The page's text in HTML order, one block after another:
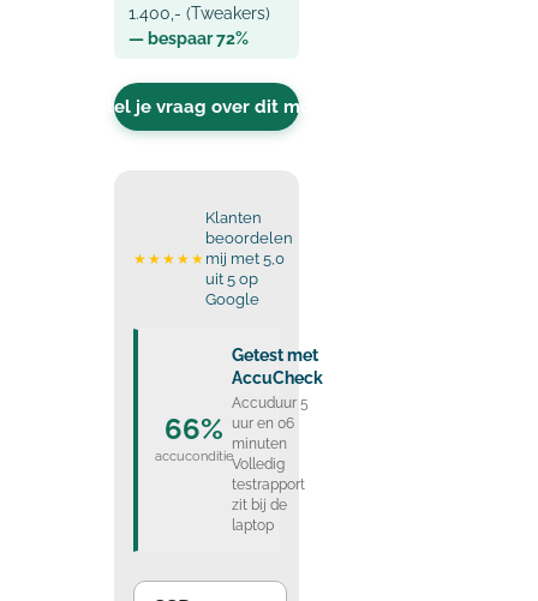
1.400,- (Tweakers)
— bespaar 72%
Stel je vraag over dit model
★★★★★
Klanten
beoordelen
mij met 5,0
uit 5 op
Google
66%
accuconditie
Getest met
AccuCheck
Accuduur 5
uur en 06
minuten
Volledig
testrapport
zit bij de
laptop